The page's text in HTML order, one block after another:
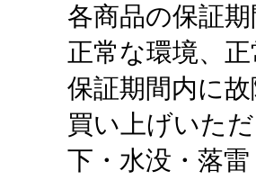
各商品の保証
正常な環境、
保証期間内に
買い上げいた
下・水没・落